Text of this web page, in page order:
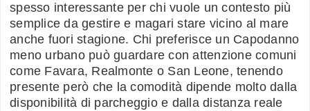
spesso interessante per chi vuole un contesto più
semplice da gestire e magari stare vicino al mare
anche fuori stagione. Chi preferisce un Capodanno
meno urbano può guardare con attenzione comuni
come Favara, Realmonte o San Leone, tenendo
presente però che la comodità dipende molto dalla
disponibilità di parcheggio e dalla distanza reale